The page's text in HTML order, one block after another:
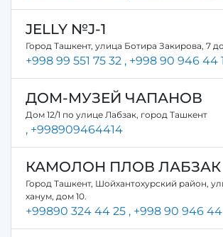
JELLY №J-1
Город Ташкент, улица Ботира Закирова, 7
+998 99 551 75 32 , +998 90 946 44
ДОМ-МУЗЕЙ ЧАПАНОВ
Дом 12/1 по улице Лабзак, город Ташкент
, +998909464414
КАМОЛОН ПЛОВ ЛАБЗАК
Город Ташкент, Шойхантохурский район,
ханум, дом 10.
+99890 324 44 25 , +998 90 946 44